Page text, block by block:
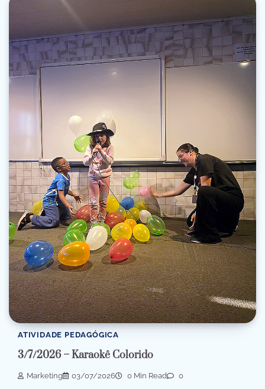
ATIVIDADE PEDAGÓGICA
3/7/2026 – Karaokê Colorido
Marketing 03/07/2026 0 Min Read 0